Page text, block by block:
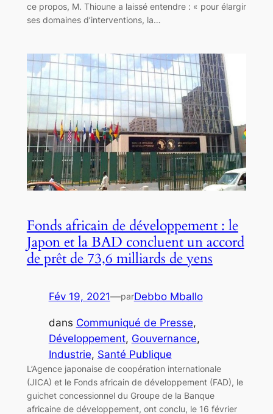
ce propos, M. Thioune a laissé entendre : « pour élargir
ses domaines d’interventions, la…
Fonds africain de développement : le
Japon et la BAD concluent un accord
de prêt de 73,6 milliards de yens
Fév 19, 2021—parDebbo Mballo
dans Communiqué de Presse
Développement, Gouvernance
Industrie, Santé Publique
L’Agence japonaise de coopération internationale
(JICA) et le Fonds africain de développement (FAD), le
guichet concessionnel du Groupe de la Banque
africaine de développement, ont conclu, le 16 février